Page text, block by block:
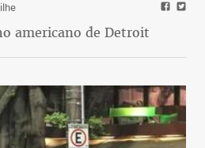
americano de Detroit